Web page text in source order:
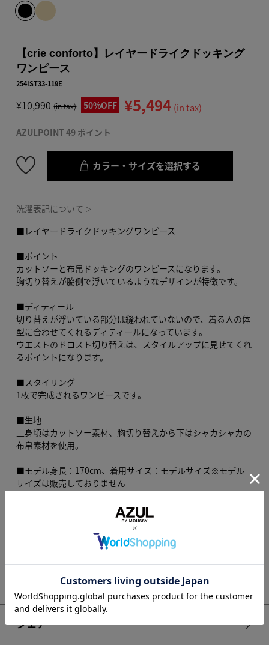
【crie conforto】レイヤードライクドッキング
ワンピース
254IST33-119E
¥10,990 (in tax) 50%OFF ¥5,494 (in tax)
AZULPOINT 49 ポイント
カラー・サイズを選択する
洗濯表記について ＞
■レイヤードライクドッキングワンピース
■ポイント
カットソーと布帛ドッキングのワンピースになります。
胸切り替えが脇側で浮いているようなデザインが特徴です。
■ディティール
切り替えが浮いている部分は縫われていないので、着る人の体
型に合わせてくれるディティールになっています。
ウエストのドロスト切り替えは、スタイルアップに見せてくれ
るポイントになります。
■スタイリング
1枚で完成されるワンピースです。
■生地
上身頃はカットソー素材、胸切り替えから下はシャカシャカの
布帛素材を使用。
■モデル身長：170cm、着用サイズ：モデルサイズ※モデル
サイズは販売しておりません
伸縮性：カットソー素材はあり・布帛素材はなし
※画像の商品はサンプルです。実際の商品と仕様、加工が若干
異なる場合があります。
※画像の商品は光の照射や角度、お使いのモニター環境によ
り、実物と色味が異なる場合がございます。
もっと見る
アイテムサイズ
シェア